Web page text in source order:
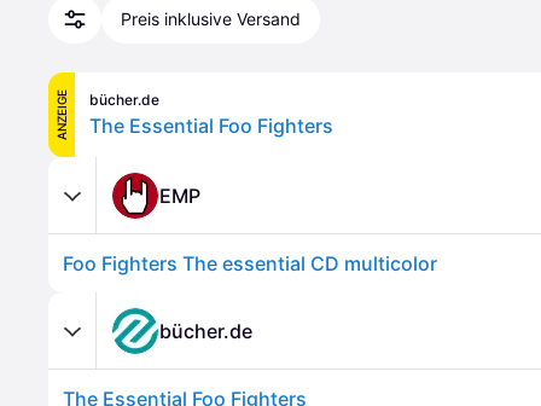
Preis inklusive Versand
ANZEIGE bücher.de
The Essential Foo Fighters
EMP
Foo Fighters The essential CD multicolor
bücher.de
The Essential Foo Fighters